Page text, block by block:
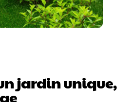
jardin unique,